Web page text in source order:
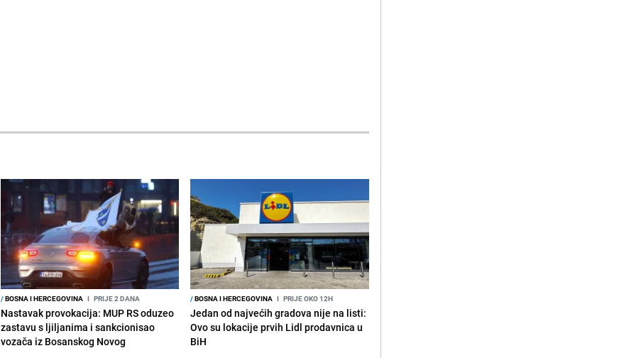
/BOSNA I HERCEGOVINA I PRIJE 2 DANA
Nastavak provokacija: MUP RS oduzeo
zastavu s ljiljanima i sankcionisao
vozača iz Bosanskog Novog
/BOSNA I HERCEGOVINA I PRIJE OKO 12H
Jedan od najvećih gradova nije na listi:
Ovo su lokacije prvih Lidl prodavnica u
BiH